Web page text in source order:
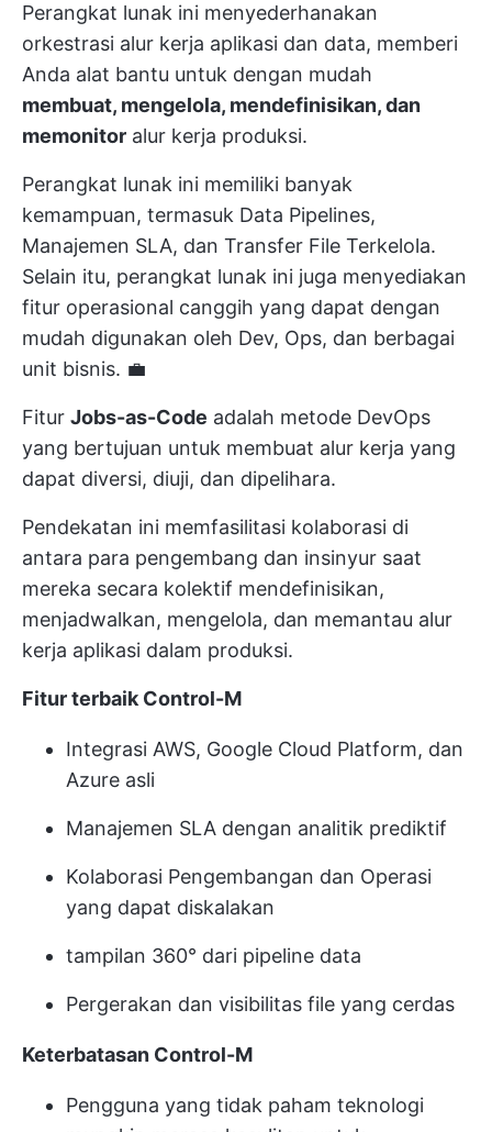
Perangkat lunak ini menyederhanakan
orkestrasi alur kerja aplikasi dan data, memberi
Anda alat bantu untuk dengan mudah
membuat, mengelola, mendefinisikan, dan
memonitor alur kerja produksi.
Perangkat lunak ini memiliki banyak
kemampuan, termasuk Data Pipelines,
Manajemen SLA, dan Transfer File Terkelola.
Selain itu, perangkat lunak ini juga menyediakan
fitur operasional canggih yang dapat dengan
mudah digunakan oleh Dev, Ops, dan berbagai
unit bisnis. 💼
Fitur Jobs-as-Code adalah metode DevOps
yang bertujuan untuk membuat alur kerja yang
dapat diversi, diuji, dan dipelihara.
Pendekatan ini memfasilitasi kolaborasi di
antara para pengembang dan insinyur saat
mereka secara kolektif mendefinisikan,
menjadwalkan, mengelola, dan memantau alur
kerja aplikasi dalam produksi.
Fitur terbaik Control-M
Integrasi AWS, Google Cloud Platform, dan
Azure asli
Manajemen SLA dengan analitik prediktif
Kolaborasi Pengembangan dan Operasi
yang dapat diskalakan
tampilan 360° dari pipeline data
Pergerakan dan visibilitas file yang cerdas
Keterbatasan Control-M
Pengguna yang tidak paham teknologi